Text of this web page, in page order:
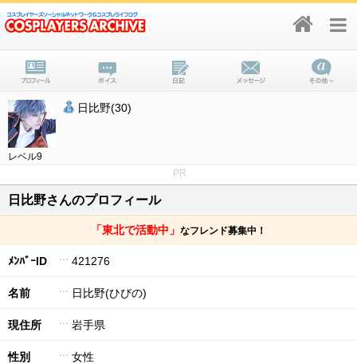
レベル9
日比野(30)
PR
日比野さんのプロフィール
「東北で活動中」 なフレンド募集中！
ﾒﾝﾊﾞｰID 421276
名前 日比野(ひびの)
現住所 岩手県
性別 女性